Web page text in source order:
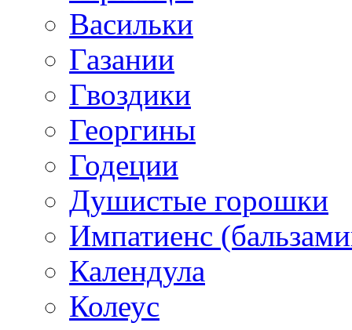
Васильки
Газании
Гвоздики
Георгины
Годеции
Душистые горошки
Импатиенс
Календула
Колеус